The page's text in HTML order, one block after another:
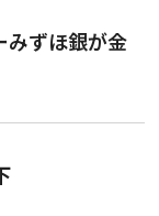
みずほ銀が金